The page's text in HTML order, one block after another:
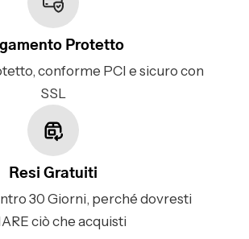
Protetto
conforme PCI e sicuro con
SSL
Resi Gratuiti
30 Giorni, perché dovresti
ciò che acquisti